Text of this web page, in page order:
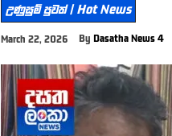
උණුසුම් පුවත් | Hot News
March 22, 2026 By Dasatha News 4